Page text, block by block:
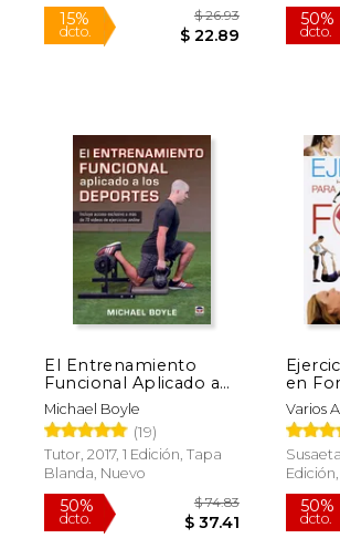
15%
dcto.
$ 26.93
$ 22.89
El Entrenamiento
Funcional Aplicado a
los Deportes
Michael Boyle
(19)
Tutor, 2017, 1 Edición, Tapa
Blanda, Nuevo
en
Varios